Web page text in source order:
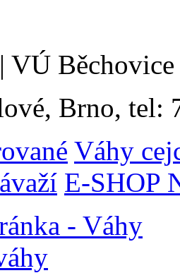
VÚ Běchovice
Brno, tel:
Váhy
E-SHOP
- Váhy